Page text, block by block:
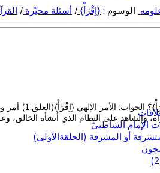
السؤال: ما
والشاهد على النظام الذي أنشأه
الوسوم : {اِقْرَأْ} /أسئلة محيّرة /
الإمام الشاطبيّ
أو المشرفة (الحلقةالأولى)